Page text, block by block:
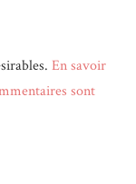
En savoir
sont